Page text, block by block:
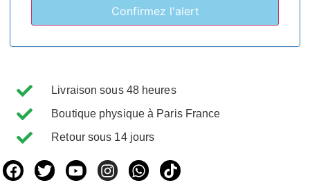
Livraison sous 48 heures
Boutique physique à Paris France
Retour sous 14 jours